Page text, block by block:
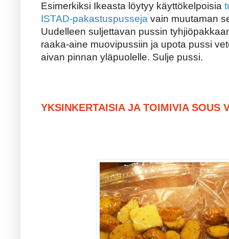
Esimerkiksi Ikeasta löytyy käyttökelpoisia
ISTAD-pakastuspusseja vain muutaman
Uudelleen suljettavan pussin
raaka-aine muovipussiin ja upota pussi
aivan pinnan yläpuolelle. Sulje pussi.
YKSINKERTAISIA JA TOIMIVIA SOUS